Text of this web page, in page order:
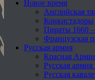
Новое время
Английская
Конкистадоры
Пираты 1660
Французская
Русская армия
Красная
Русская
Русская